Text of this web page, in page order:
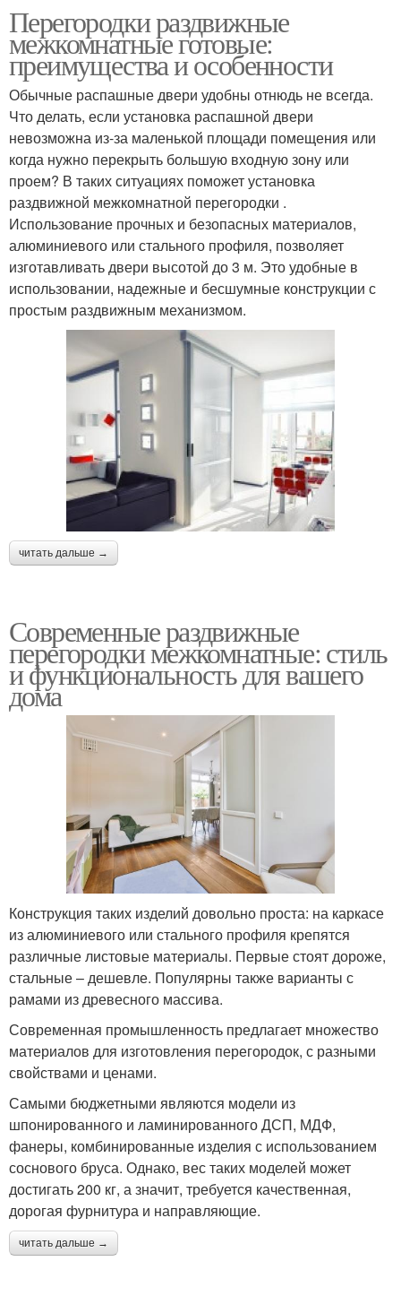
Перегородки раздвижные
межкомнатные готовые:
преимущества и особенности
Обычные распашные двери удобны отнюдь не всегда.
Что делать, если установка распашной двери
невозможна из-за маленькой площади помещения или
когда нужно перекрыть большую входную зону или
проем? В таких ситуациях поможет установка
раздвижной межкомнатной перегородки .
Использование прочных и безопасных материалов,
алюминиевого или стального профиля, позволяет
изготавливать двери высотой до 3 м. Это удобные в
использовании, надежные и бесшумные конструкции с
простым раздвижным механизмом.
читать дальше →
Современные раздвижные
перегородки межкомнатные: стиль
и функциональность для вашего
дома
Конструкция таких изделий довольно проста: на каркасе
из алюминиевого или стального профиля крепятся
различные листовые материалы. Первые стоят дороже,
стальные – дешевле. Популярны также варианты с
рамами из древесного массива.
Современная промышленность предлагает множество
материалов для изготовления перегородок, с разными
свойствами и ценами.
Самыми бюджетными являются модели из
шпонированного и ламинированного ДСП, МДФ,
фанеры, комбинированные изделия с использованием
соснового бруса. Однако, вес таких моделей может
достигать 200 кг, а значит, требуется качественная,
дорогая фурнитура и направляющие.
читать дальше →